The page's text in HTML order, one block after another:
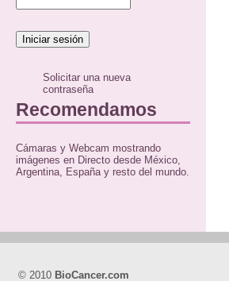
Solicitar una nueva
contraseña
Recomendamos
Cámaras y Webcam mostrando
imágenes en Directo desde México,
Argentina, España y resto del mundo.
© 2010 BioCancer.com